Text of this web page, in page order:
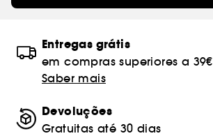
Entregas grátis
em compras superiores a 39€
Saber mais
Devoluções
Gratuitas até 30 dias